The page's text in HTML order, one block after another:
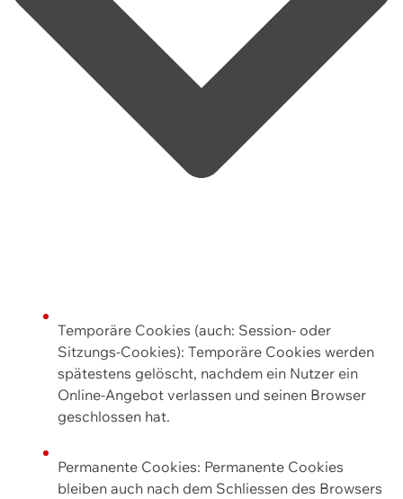
Temporäre Cookies (auch: Session- oder
Sitzungs-Cookies): Temporäre Cookies werden
spätestens gelöscht, nachdem ein Nutzer ein
Online-Angebot verlassen und seinen Browser
geschlossen hat.
Permanente Cookies: Permanente Cookies
bleiben auch nach dem Schliessen des Browsers